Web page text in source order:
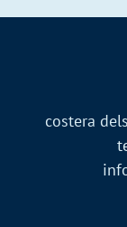
costera